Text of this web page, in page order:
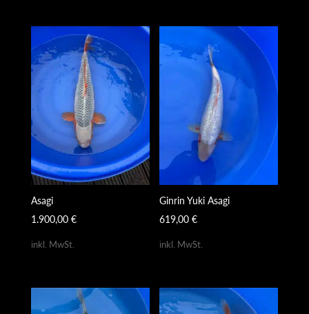
Asagi
1.900,00 €
inkl. MwSt.
Ginrin Yuki Asagi
619,00€
inkl. MwSt.